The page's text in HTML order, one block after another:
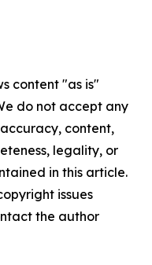
content "as is"
do not accept any
content,
legality, or
in this article.
issues
the author